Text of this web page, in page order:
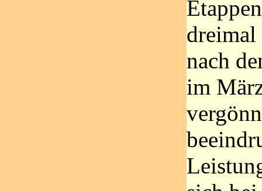
dreimal
nach
im